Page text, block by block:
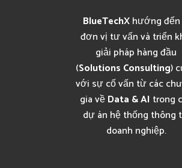
BlueTechXhướng đến
đơn vị tư vấn và triển
giải pháp hàng đầu
(Solutions Consulting)
với sự cố vấn từ các
gia vềData & AI trong
dự án hệ thống thông
doanh nghiệp.